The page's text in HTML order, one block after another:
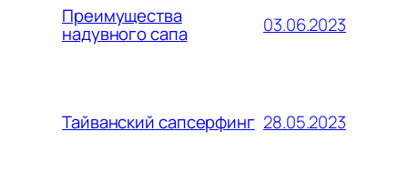
Преимущества
надувного сапа 03.06.2023
Тайванский сапсерфинг 28.05.2023